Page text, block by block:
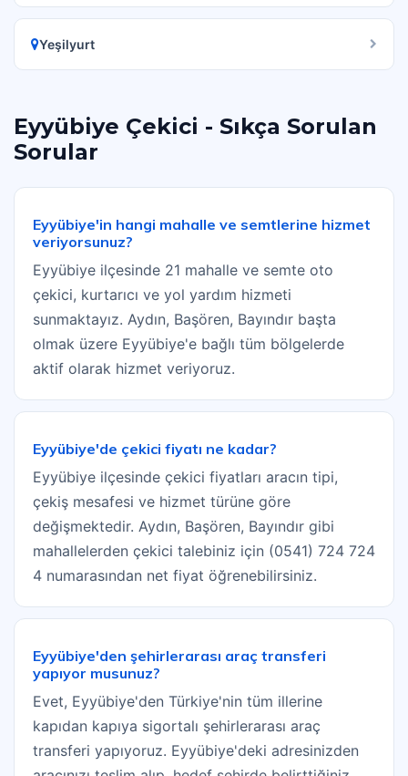
Yeşilyurt
Eyyübiye Çekici - Sıkça Sorulan
Sorular
Eyyübiye'in hangi mahalle ve semtlerine hizmet
veriyorsunuz?
Eyyübiye ilçesinde 21 mahalle ve semte oto
çekici, kurtarıcı ve yol yardım hizmeti
sunmaktayız. Aydın, Başören, Bayındır başta
olmak üzere Eyyübiye'e bağlı tüm bölgelerde
aktif olarak hizmet veriyoruz.
Eyyübiye'de çekici fiyatı ne kadar?
Eyyübiye ilçesinde çekici fiyatları aracın tipi,
çekiş mesafesi ve hizmet türüne göre
değişmektedir. Aydın, Başören, Bayındır gibi
mahallelerden çekici talebiniz için (0541) 724 724
4 numarasından net fiyat öğrenebilirsiniz.
Eyyübiye'den şehirlerarası araç transferi
yapıyor musunuz?
Evet, Eyyübiye'den Türkiye'nin tüm illerine
kapıdan kapıya sigortalı şehirlerarası araç
transferi yapıyoruz. Eyyübiye'deki adresinizden